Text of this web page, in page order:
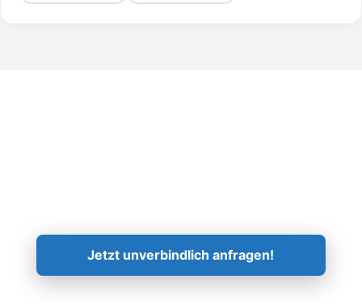
Jetzt unverbindlich anfragen!